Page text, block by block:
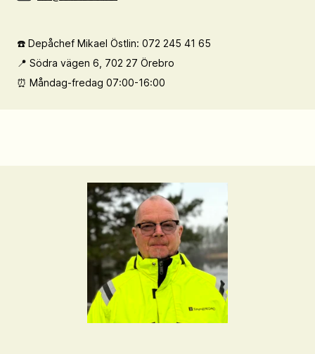
☎️ Depåchef Mikael Östlin: 072 245 41 65
📍 Södra vägen 6, 702 27 Örebro